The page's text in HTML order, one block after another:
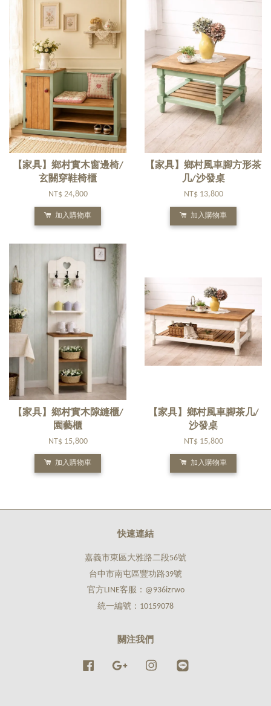
【家具】鄉村實木窗邊椅/
玄關穿鞋椅櫃
NT$ 24,800
加入購物車
【家具】鄉村風車腳方形茶
几/沙發桌
NT$ 13,800
加入購物車
【家具】鄉村實木隙縫櫃/
園藝櫃
NT$ 15,800
加入購物車
【家具】鄉村風車腳茶几/
沙發桌
NT$ 15,800
加入購物車
快速連結
嘉義市東區大雅路二段56號
台中市南屯區豐功路39號
官方LINE客服：@936izrwo
統一編號：10159078
關注我們
Facebook Google Instagram